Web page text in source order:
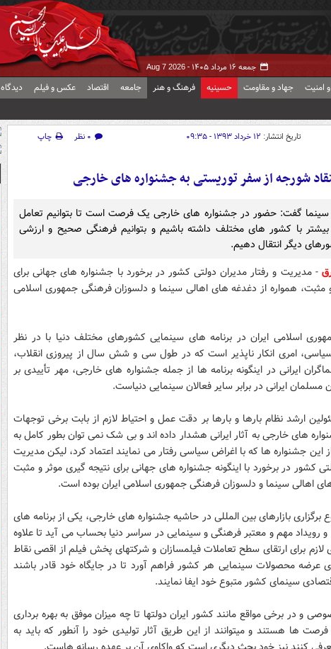
جمعه ۱۶ مرداد ۱۴۰۵ - Aug 7 2026
امنیت جهاد و مقاومت حسینیه فرهنگ و هنر جامعه اقتصاد عکس و فیلم دیدگاه
تاریخ انتشار: ۱۲ خرداد ۱۳۹۳ - ۰۹:۳۵ ۰ نظر
چاپ
شورجه از سفر توریستی به جشنواره های خارجی
سينما گفت: حضور در جشنواره های خارجی یک فرصت است تا بتوانیم تعامل
با کشور های مختلف داشته باشیم و بتوانیم فرهنگی صحیح و ارزشی
دیگر انتقال دهیم.
- مدیریت و رفتار مدیران دولتی کشور در برخورد با جشنواره های جهانی برای
مثبت، همواره از دغدغه های اهالی سینما و دلسوزان فرهنگی جمهوری اسلامی
اسلامی ایران در برنامه های سینمایی کشورهای مختلف دنیا با در نظر
امری انکار ناپذیر است که در طول سی و شش سال از پیروزی انقلاب،
ایرانی در اینگونه برنامه ها از جمله جشنواره های خارجی، مهر تأییدی بر
مسلمان ایرانی در برابر سایر فعالان سینمایی دنیاست.
ارشد نظام بارها و بارها بر دقت عمل و احتیاط لازم از بابت برخی توجهات
های خارجی به آثار ایرانی هشدار داده اند و بی شک نمی توان بطور کامل به
این جشنواره ها که با اغراض سیاسی رفتار می نمایند اعتماد کرد، لیکن مدیریت
کشور در برخورد با اینگونه جشنواره های جهانی برای نتیجه گیری موثر و مثبت
اهالی سینما و دلسوزان فرهنگی جمهوری اسلامی ایران بوده است.
برگزاری بازارهای بین المللی در حاشیه جشنواره های خارجی، یکی از برنامه های
رویداد مهم و معتبر فرهنگی و سینمایی در سراسر دنیا بحساب می آید تا علاوه
برای ارتقای سطح تعاملات فیلمسازان و شرکتهای پخش فیلم از اقصی نقاط
عرضه محصولات سینمایی هر کشور فراهم آورد تا در جایگاه خود قادر باشند
سینمای کشور متبوع خود ایفا نمایند.
و در برخی مواقع مانند کشور ایران دولتها تا چه میزان موفق به بهره برداری
فرصت ها هستند و میتوانند از این طریق آثار تولیدی خود را آنطور که باید به